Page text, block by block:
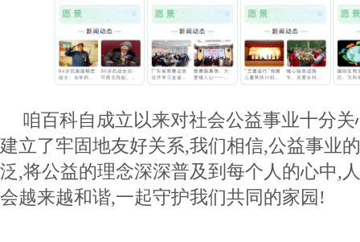
咱百科自成立以来对社会公益事业十分
建立了牢固地友好关系,我们相信,公益事业
泛,将公益的理念深深普及到每个人的心中,
会越来越和谐,一起守护我们共同的家园!